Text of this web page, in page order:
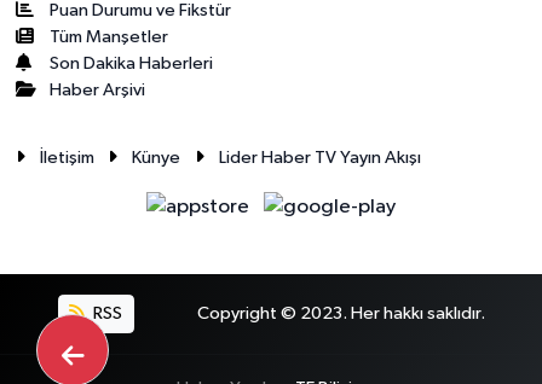
Puan Durumu ve Fikstür
Tüm Manşetler
Son Dakika Haberleri
Haber Arşivi
İletişim Künye Lider Haber TV Yayın Akışı
RSS Copyright © 2023. Her hakkı saklıdır.